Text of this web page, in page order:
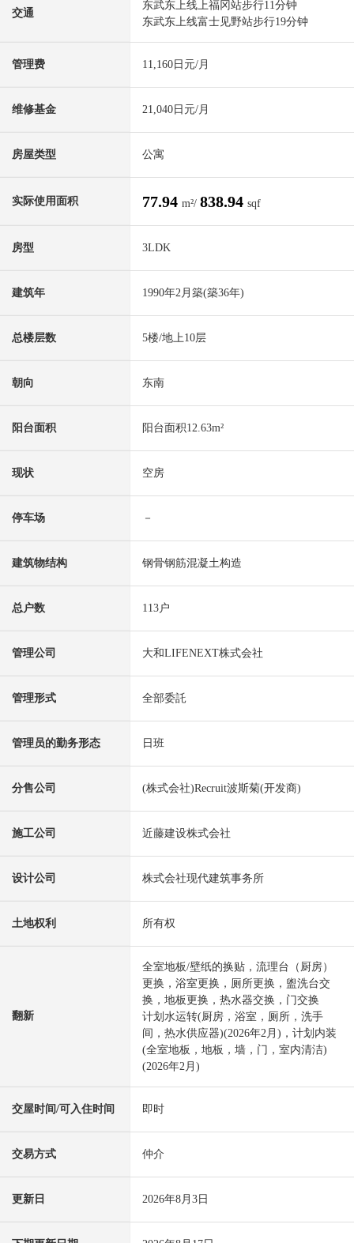
交通
东武东上线上福冈站步行11分钟
东武东上线富士见野站步行19分钟
管理费 11,160日元/月
维修基金 21,040日元/月
房屋类型 公寓
实际使用面积 77.94 m²/ 838.94 sqf
房型 3LDK
建筑年 1990年2月築(築36年)
总楼层数 5楼/地上10层
朝向 东南
阳台面积 阳台面积12.63m²
现状 空房
停车场 －
建筑物结构 钢骨钢筋混凝土构造
总户数 113户
管理公司 大和LIFENEXT株式会社
管理形式 全部委託
管理员的勤务形态 日班
分售公司 (株式会社)Recruit波斯菊(开发商)
施工公司 近藤建设株式会社
设计公司 株式会社现代建筑事务所
土地权利 所有权
翻新
全室地板/壁纸的换贴，流理台（厨房）
更换，浴室更换，厕所更换，盥洗台交
换，地板更换，热水器交换，门交换
计划水运转(厨房，浴室，厕所，洗手
间，热水供应器)(2026年2月)，计划内装
(全室地板，地板，墙，门，室内清洁)
(2026年2月)
交屋时间/可入住时间 即时
交易方式 仲介
更新日 2026年8月3日